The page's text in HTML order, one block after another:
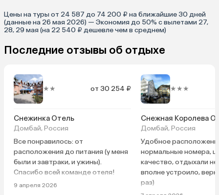
Цены на туры от 24 587 до 74 200 ₽ на ближайшие 30 дней
(данные на 26 мая 2026) — Экономия до 50% с вылетами 27,
28, 29 мая (на 22 540 ₽ дешевле чем в среднем)
Последние отзывы об отдыхе
★★ от 30 254 ₽
Снежинка Отель
Домбай, Россия
Все понравилось: от
расположения до питания (у меня
были и завтраки, и ужины).
Спасибо всей команде отеля!
9 апреля 2026
★★★
Снежная Королева
Домбай, Россия
Удобное
нормальные номера,
качество, отдыхали
вполне устроило,
раз)